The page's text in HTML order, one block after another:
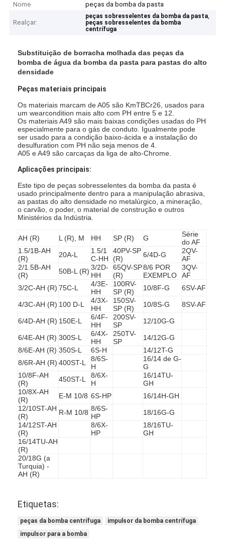
Nome
peças da bomba da pasta
Realçar:
peças sobresselentes da bomba da pasta,
peças sobresselentes da bomba
centrífuga
Substituição de borracha molhada das peças da
bomba de água da bomba da pasta para pastas do alto
densidade
Peças materiais principais
Os materiais marcam de A05 são KmTBCr26, usados para
um wearcondition mais alto com PH entre 5 e 12.
Os materiais A49 são mais baixas condições usadas do PH
especialmente para o gás de conduto. Igualmente pode
ser usado para a condição baixo-ácida e a instalação do
desulfuration com PH não seja menos de 4.
A05 e A49 são carcaças da liga de alto-Chrome.
Aplicações principais:
Este tipo de peças sobresselentes da bomba da pasta é
usado principalmente dentro para a manipulação abrasiva,
as pastas do alto densidade no metalúrgico, a mineração,
o carvão, o poder, o material de construção e outros
Ministérios da Indústria.
AH (R) L (R), M HH SP (R) G
Série
do AF
1.5/1B-AH
(R)
20A-L
1.5/1
C-HH
40PV-SP
(R)
6/4D-G
2QV-
AF
2/1.5B-AH
(R)
50B-L (R) 3/2D-
HH
65QV-SP
(R)
8/6 POR
EXEMPLO
3QV-
AF
3/2C-AH (R) 75C-L
4/3E-
HH
100RV-
SP (R)
10/8F-G 6SV-AF
4/3C-AH (R) 100 D-L
4/3X-
HH
150SV-
SP (R)
10/8S-G 8SV-AF
6/4D-AH (R) 150E-L
6/4F-
HH
200SV-
SP
12/10G-G
6/4E-AH (R) 300S-L
6/4X-
HH
250TV-
SP
14/12G-G
8/6E-AH (R) 350S-L 6S-H
14/12T-G
8/6R-AH (R) 400ST-L
8/6S-
H
16/14 de G-
G
10/8F-AH
(R)
450ST-L
8/6X-
H
16/14TU-
GH
10/8X-AH
(R)
E-M 10/8 6S-HP
16/14H-GH
12/10ST-AH
(R)
R-M 10/8 8/6S-
HP
18/16G-G
14/12ST-AH
(R)
8/6X-
HP
18/16TU-
GH
16/14TU-AH
(R)
20/18G (a
Turquia) -
AH (R)
Etiquetas:
peças da bomba centrífuga
impulsor da bomba centrífuga
impulsor para a bomba